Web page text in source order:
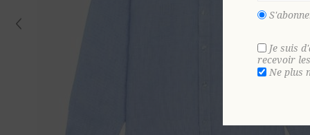
Je suis
recevoir
Ne plus